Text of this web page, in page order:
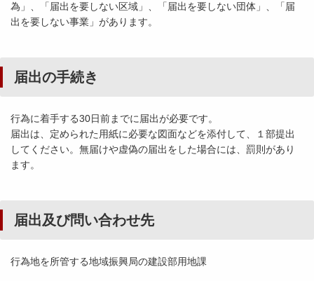
為」、「届出を要しない区域」、「届出を要しない団体」、「届
出を要しない事業」があります。
届出の手続き
行為に着手する30日前までに届出が必要です。
届出は、定められた用紙に必要な図面などを添付して、１部提出
してください。無届けや虚偽の届出をした場合には、罰則があり
ます。
届出及び問い合わせ先
行為地を所管する地域振興局の建設部用地課